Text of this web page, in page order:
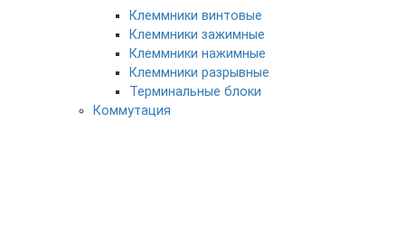
Клеммники винтовые
Клеммники зажимные
Клеммники нажимные
Клеммники разрывные
Терминальные блоки
Коммутация